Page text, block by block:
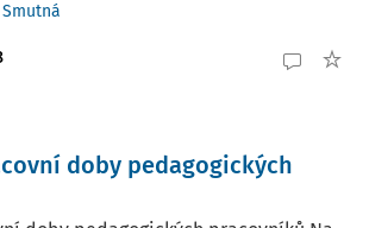
Smutná
doby pedagogických